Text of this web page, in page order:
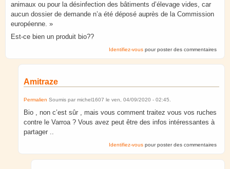
animaux ou pour la désinfection des bâtiments d’élevage vides, car
aucun dossier de demande n’a été déposé auprès de la Commission
européenne. »
Est-ce bien un produit bio??
Identifiez-vous pour poster des commentaires
Amitraze
Permalien Soumis par michel1607 le ven, 04/09/2020 - 02:45.
Bio , non c’est sûr , mais vous comment traitez vous vos ruches
contre le Varroa ? Vous avez peut être des infos intéressantes à
partager ..
Identifiez-vous pour poster des commentaires